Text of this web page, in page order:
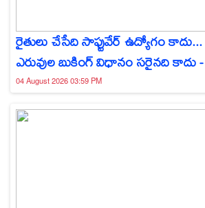
రైతులు చేసేది సాఫ్టువేర్ ఉద్యోగం
ఎరువుల బుకింగ్ విధానం సరైనది
04 August 2026 03:59 PM